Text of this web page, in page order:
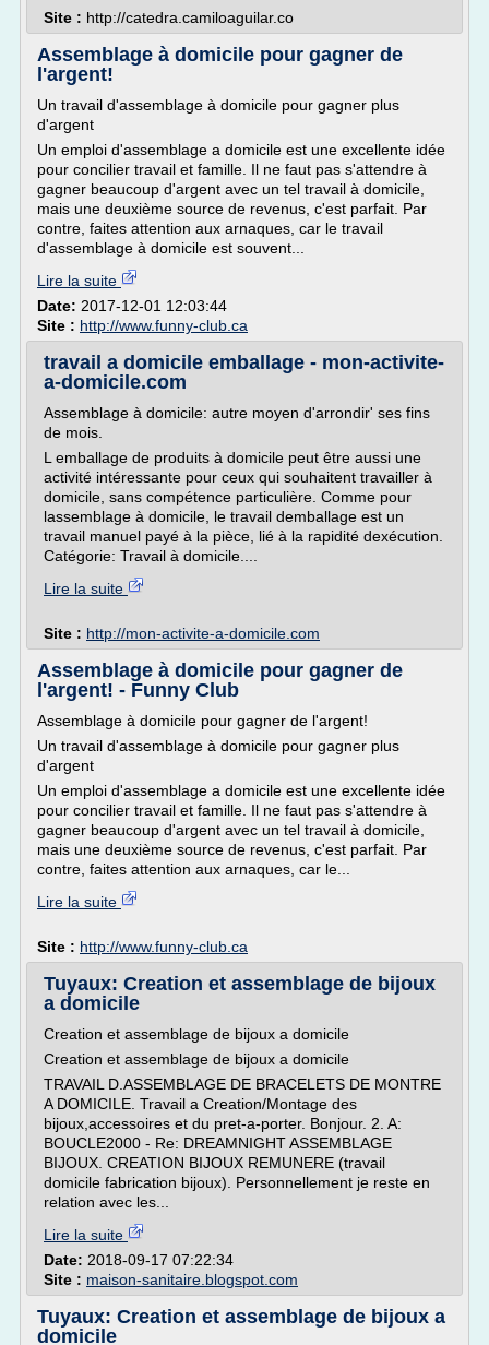
Site : http://catedra.camiloaguilar.co
Assemblage à domicile pour gagner de
l'argent!
Un travail d'assemblage à domicile pour gagner plus
d'argent
Un emploi d'assemblage a domicile est une excellente idée
pour concilier travail et famille. Il ne faut pas s'attendre à
gagner beaucoup d'argent avec un tel travail à domicile,
mais une deuxième source de revenus, c'est parfait. Par
contre, faites attention aux arnaques, car le travail
d'assemblage à domicile est souvent...
Lire la suite
Date: 2017-12-01 12:03:44
Site : http://www.funny-club.ca
travail a domicile emballage - mon-activite-
a-domicile.com
Assemblage à domicile: autre moyen d'arrondir' ses fins
de mois.
L emballage de produits à domicile peut être aussi une
activité intéressante pour ceux qui souhaitent travailler à
domicile, sans compétence particulière. Comme pour
lassemblage à domicile, le travail demballage est un
travail manuel payé à la pièce, lié à la rapidité dexécution.
Catégorie: Travail à domicile....
Lire la suite
Site : http://mon-activite-a-domicile.com
Assemblage à domicile pour gagner de
l'argent! - Funny Club
Assemblage à domicile pour gagner de l'argent!
Un travail d'assemblage à domicile pour gagner plus
d'argent
Un emploi d'assemblage a domicile est une excellente idée
pour concilier travail et famille. Il ne faut pas s'attendre à
gagner beaucoup d'argent avec un tel travail à domicile,
mais une deuxième source de revenus, c'est parfait. Par
contre, faites attention aux arnaques, car le...
Lire la suite
Site : http://www.funny-club.ca
Tuyaux: Creation et assemblage de bijoux
a domicile
Creation et assemblage de bijoux a domicile
Creation et assemblage de bijoux a domicile
TRAVAIL D.ASSEMBLAGE DE BRACELETS DE MONTRE
A DOMICILE. Travail a Creation/Montage des
bijoux,accessoires et du pret-a-porter. Bonjour. 2. A:
BOUCLE2000 - Re: DREAMNIGHT ASSEMBLAGE
BIJOUX. CREATION BIJOUX REMUNERE (travail
domicile fabrication bijoux). Personnellement je reste en
relation avec les...
Lire la suite
Date: 2018-09-17 07:22:34
Site : maison-sanitaire.blogspot.com
Tuyaux: Creation et assemblage de bijoux a
domicile